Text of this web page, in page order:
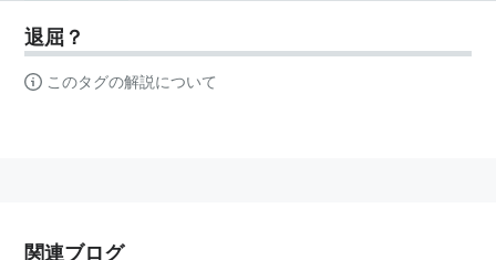
退屈？
このタグの解説について
関連ブログ